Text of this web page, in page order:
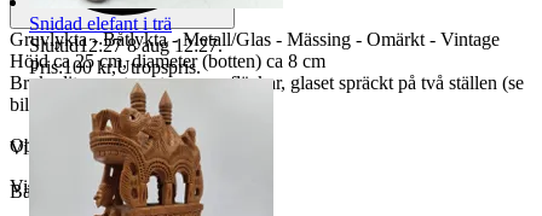
Gruvlykta - Båtlykta - Metall/Glas - Mässing - Omärkt - Vintage
Höjd ca 25 cm, diameter (botten) ca 8 cm
Bruksslitage, ytsmuts, repor, fläckar, glaset spräckt på två ställen (se
bild)
Vikt ca 990 gram utan emballage
Bästa kund!
Objektnr
733 515 958
Visningar
1 025
Snidad elefant i trä
Sluttid12:27 8 aug 12:27.
Pris:100 kr,Utropspris.